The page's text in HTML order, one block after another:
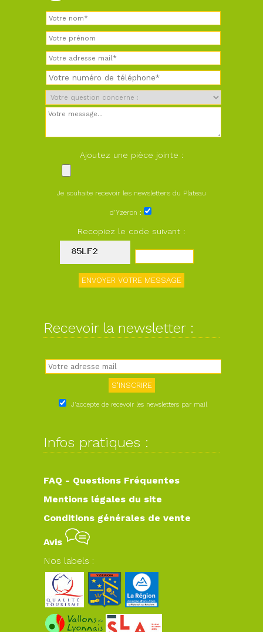
Ajoutez une pièce jointe :
Je souhaite recevoir les newsletters du Plateau
d'Yzeron :
Recopiez le code suivant :
Recevoir la newsletter :
J'accepte de recevoir les newsletters par mail
Infos pratiques :
FAQ - Questions Fréquentes
Mentions légales du site
Conditions générales de vente
Avis
Nos labels :